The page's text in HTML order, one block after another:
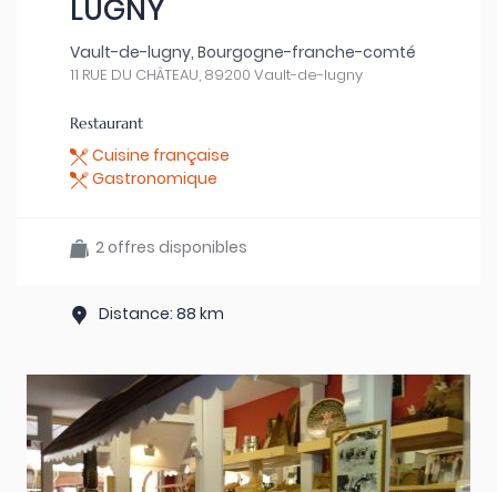
LUGNY
Vault-de-lugny, Bourgogne-franche-comté
11 RUE DU CHÂTEAU, 89200 Vault-de-lugny
Restaurant
Cuisine française
Gastronomique
2 offres disponibles
Distance: 88 km